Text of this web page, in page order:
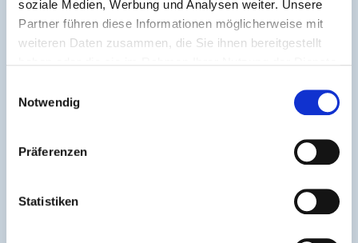
soziale Medien, Werbung und Analysen weiter. Unsere
Partner führen diese Informationen möglicherweise mit
weiteren Daten zusammen, die Sie ihnen bereitgestellt
Notwendig
Präferenzen
Statistiken